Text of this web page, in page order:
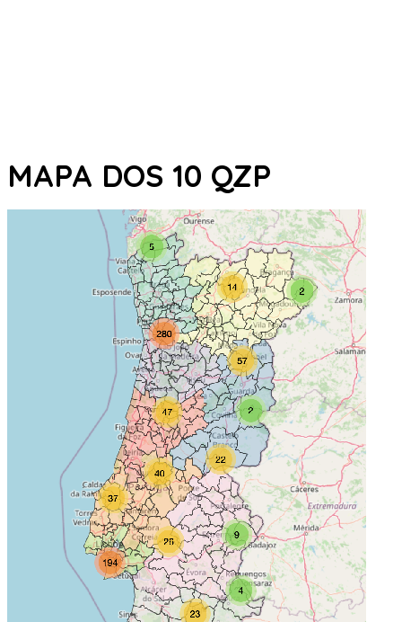
MAPA DOS 10 QZP